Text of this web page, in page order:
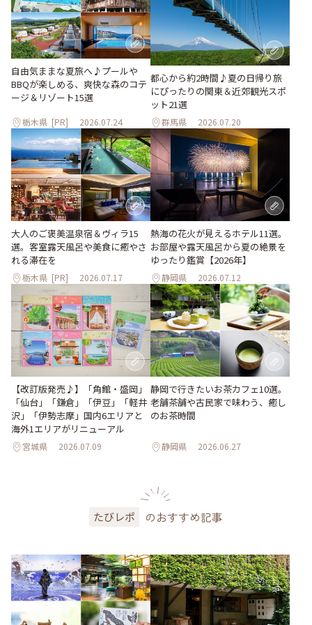
自由気ままな夏旅へ♪プールや
BBQが楽しめる、爽快な森のコテ
ージ＆リゾート15選
栃木県 [PR] 2026.07.24
都心から約2時間♪夏の日帰り旅
にぴったりの関東＆近郊観光スポ
ット21選
群馬県 2026.07.20
大人のご褒美温泉宿＆ヴィラ15
選。客室露天風呂や美食に癒やさ
れる滞在を
栃木県 [PR] 2026.07.17
熱海の花火が見えるホテル11選。
お部屋や露天風呂から夏の絶景を
ゆったり鑑賞【2026年】
静岡県 2026.07.12
【改訂版発売♪】「角館・盛岡」
「仙台」「鎌倉」「伊豆」「軽井
沢」「伊勢志摩」国内6エリアと
海外1エリアがリニューアル
宮城県 2026.07.09
静岡で行きたいお茶カフェ10選。
老舗茶舗や古民家で味わう、癒し
のお茶時間
静岡県 2026.06.27
たびレポ のおすすめ記事